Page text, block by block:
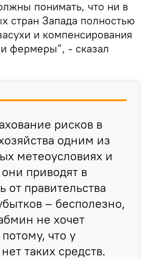
понимать, что ни в
стран Запада полностью
и компенсирования
фермеры”, - сказал
рисков в
одним из
метеоусловиях и
приводят в
от правительства
– бесполезно,
не хочет
что у
таких средств.